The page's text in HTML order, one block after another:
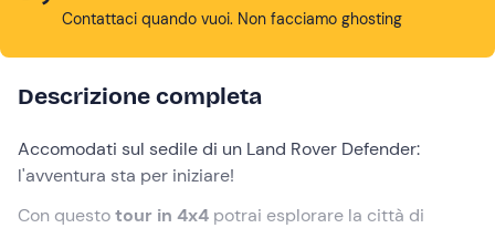
Contattaci quando vuoi. Non facciamo ghosting
Descrizione completa
Accomodati sul sedile di un Land Rover Defender:
l'avventura sta per iniziare!
Con questotour in 4x4 potrai esplorare la città di